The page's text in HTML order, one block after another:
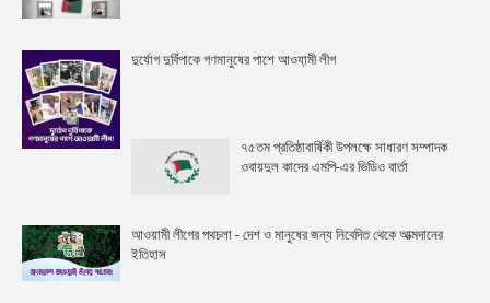
দুর্যোগ দুর্বিপাকে গণমানুষের পাশে আওযা়মী লীগ
৭৫তম প্রতিষ্ঠাবার্ষিকী উপলক্ষে সাধারণ সম্পাদক
ওবায়দুল কাদের এমপি-এর ভিডিও বার্তা
আওয়ামী লীগের পথচলা - দেশ ও মানুষের জন্য নিবেদিত থেকে আত্মদানের
ইতিহাস